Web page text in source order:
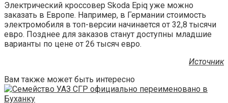
Электрический кроссовер Skoda Epiq уже можно
заказать в Европе. Например, в Германии стоимость
электромобиля в топ-версии начинается от 32,8 тысячи
евро. Позднее для заказов станут доступны младшие
варианты по цене от 26 тысяч евро.
Источник
Вам также может быть интересно